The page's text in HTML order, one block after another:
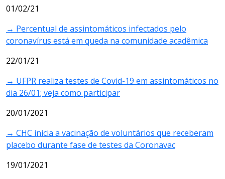
01/02/21
→ Percentual de assintomáticos infectados pelo
coronavírus está em queda na comunidade acadêmica
22/01/21
→ UFPR realiza testes de Covid-19 em assintomáticos no
dia 26/01; veja como participar
20/01/2021
→ CHC inicia a vacinação de voluntários que receberam
placebo durante fase de testes da Coronavac
19/01/2021